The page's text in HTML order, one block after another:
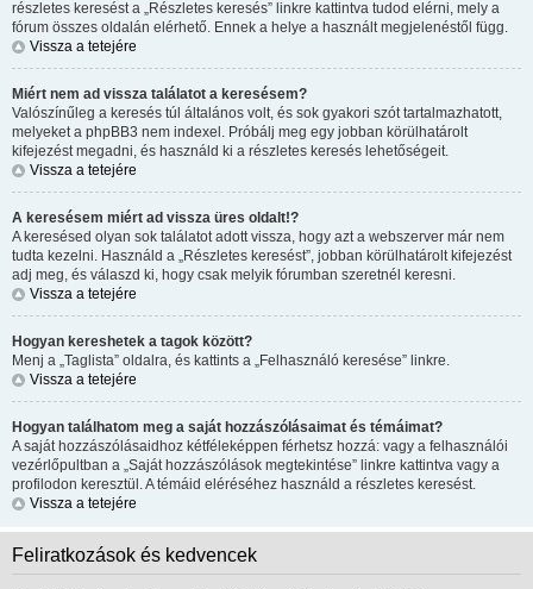
részletes keresést a „Részletes keresés” linkre kattintva tudod elérni, mely a
fórum összes oldalán elérhető. Ennek a helye a használt megjelenéstől függ.
Vissza a tetejére
Miért nem ad vissza találatot a keresésem?
Valószínűleg a keresés túl általános volt, és sok gyakori szót tartalmazhatott,
melyeket a phpBB3 nem indexel. Próbálj meg egy jobban körülhatárolt
kifejezést megadni, és használd ki a részletes keresés lehetőségeit.
Vissza a tetejére
A keresésem miért ad vissza üres oldalt!?
A keresésed olyan sok találatot adott vissza, hogy azt a webszerver már nem
tudta kezelni. Használd a „Részletes keresést”, jobban körülhatárolt kifejezést
adj meg, és válaszd ki, hogy csak melyik fórumban szeretnél keresni.
Vissza a tetejére
Hogyan kereshetek a tagok között?
Menj a „Taglista” oldalra, és kattints a „Felhasználó keresése” linkre.
Vissza a tetejére
Hogyan találhatom meg a saját hozzászólásaimat és témáimat?
A saját hozzászólásaidhoz kétféleképpen férhetsz hozzá: vagy a felhasználói
vezérlőpultban a „Saját hozzászólások megtekintése” linkre kattintva vagy a
profilodon keresztül. A témáid eléréséhez használd a részletes keresést.
Vissza a tetejére
Feliratkozások és kedvencek